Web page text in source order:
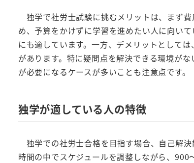
独学で社労士試験に挑むメリットは、まず
め、予算をかけずに学習を進めたい人に向い
にも適しています。一方、デメリットとして
があります。特に疑問点を解決できる環境が
が必要になるケースが多いことも注意点です。
独学が適している人の特徴
独学での社労士合格を目指す場合、自己解
時間の中でスケジュールを調整しながら、